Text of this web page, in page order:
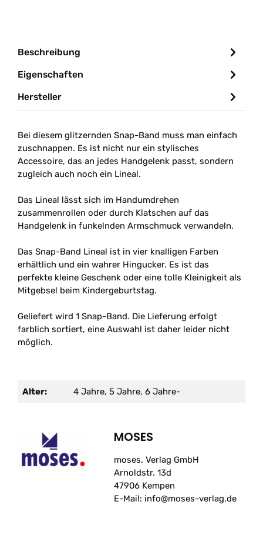
Beschreibung
Eigenschaften
Hersteller
Bei diesem glitzernden Snap-Band muss man einfach
zuschnappen. Es ist nicht nur ein stylisches
Accessoire, das an jedes Handgelenk passt, sondern
zugleich auch noch ein Lineal.
Das Lineal lässt sich im Handumdrehen
zusammenrollen oder durch Klatschen auf das
Handgelenk in funkelnden Armschmuck verwandeln.
Das Snap-Band Lineal ist in vier knalligen Farben
erhältlich und ein wahrer Hingucker. Es ist das
perfekte kleine Geschenk oder eine tolle Kleinigkeit als
Mitgebsel beim Kindergeburtstag.
Geliefert wird 1 Snap-Band. Die Lieferung erfolgt
farblich sortiert, eine Auswahl ist daher leider nicht
möglich.
Alter: 4 Jahre, 5 Jahre, 6 Jahre-
MOSES
moses. Verlag GmbH
Arnoldstr. 13d
47906 Kempen
E-Mail: info@moses-verlag.de